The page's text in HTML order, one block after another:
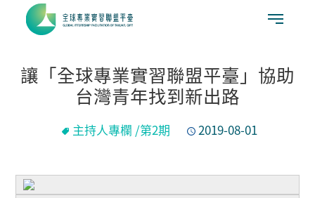
讓「全球專業實習聯盟平臺」協助
台灣青年找到新出路
主持人專欄 /第2期 2019-08-01